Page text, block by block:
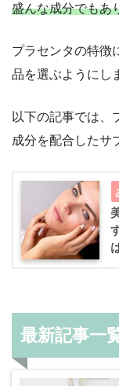
盛んな成分でもあ
プラセンタの特徴
品を選ぶようにし
以下の記事では、
成分を配合したサ
最新記事一